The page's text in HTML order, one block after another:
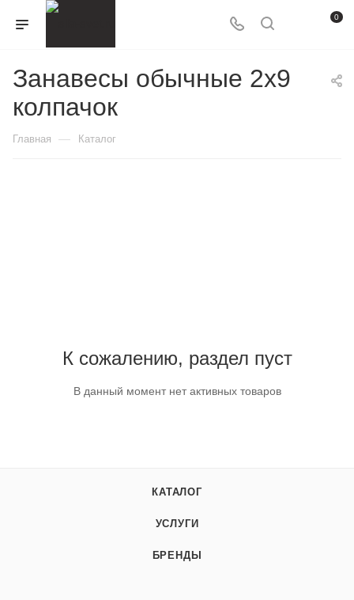
0
Занавесы обычные 2x9
колпачок
Главная — Каталог
К сожалению, раздел пуст
В данный момент нет активных товаров
КАТАЛОГ
УСЛУГИ
БРЕНДЫ